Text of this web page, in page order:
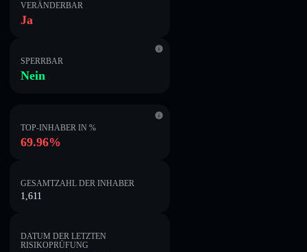
VERÄNDERBAR
Ja
SPERRBAR
Nein
TOP-INHABER IN %
69.96%
GESAMTZAHL DER INHABER
1,611
DATUM DER LETZTEN
RISIKOPRÜFUNG